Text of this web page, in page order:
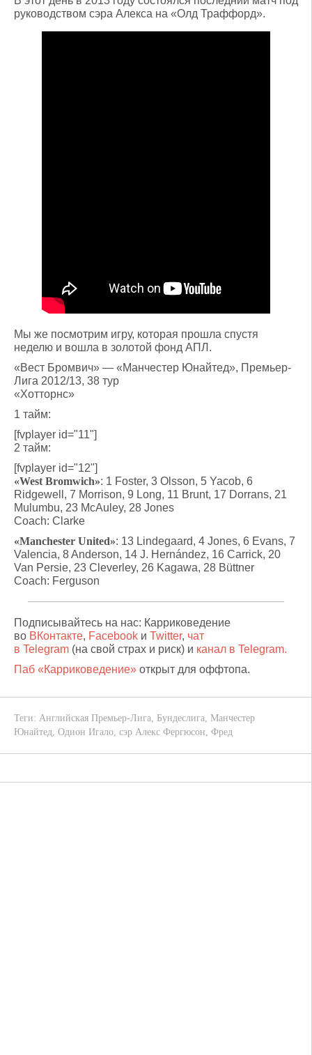
руководством сэра Алекса на «Олд Траффорд».
Мы же посмотрим игру, которая прошла спустя
неделю и вошла в золотой фонд АПЛ.
«Вест Бромвич» — «Манчестер Юнайтед», Премьер-
Лига 2012/13, 38 тур
«Хотторнс»
1 тайм:
[fvplayer id="11"]
2 тайм:
[fvplayer id="12"]
«West Bromwich»: 1 Foster, 3 Olsson, 5 Yacob, 6
Ridgewell, 7 Morrison, 9 Long, 11 Brunt, 17 Dorrans, 21
Mulumbu, 23 McAuley, 28 Jones
Coach: Clarke
«Manchester United»: 13 Lindegaard, 4 Jones, 6 Evans, 7
Valencia, 8 Anderson, 14 J. Hernández, 16 Carrick, 20
Van Persie, 23 Cleverley, 26 Kagawa, 28 Büttner
Coach: Ferguson
Подписывайтесь на нас: Карриковедение
во ВКонтакте, Facebook и Twitter, чат
в Telegram (на свой страх и риск) и канал в Telegram.
Паб «Карриковедение» открыт для оффтопа.
Теги: Английская Премьер-Лига Бундеслига
Манчестер
Юнайтед Одион Игало сэр Алекс Фергюсон Фред